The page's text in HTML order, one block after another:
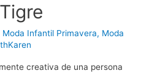
Moda Infantil Primavera, Moda
creativa de una persona